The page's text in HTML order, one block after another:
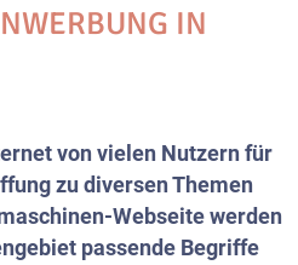
IN
von vielen Nutzern für
zu diversen Themen
Webseite werden
passende Begriffe